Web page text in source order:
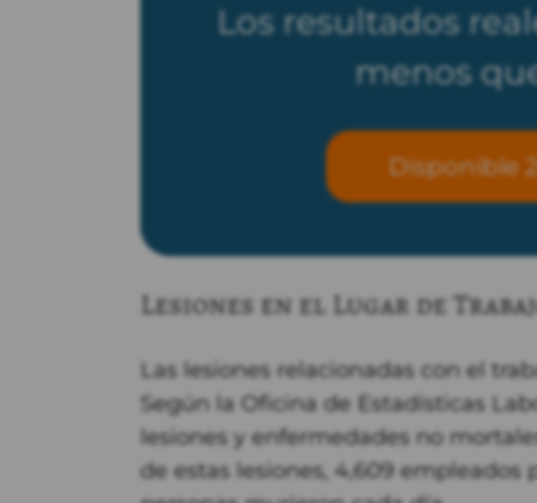
Los resultados
menos
Disponible
Lesiones en el Lugar de
Las lesiones relacionadas con el
Según la Oficina de Estadísticas
lesiones y enfermedades no
de estas lesiones, 4,609 empleados